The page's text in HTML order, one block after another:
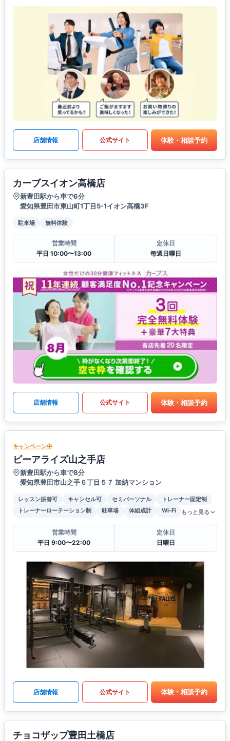
店舗情報 公式サイト 体験・相談予約
カーブスイオン高橋店
新豊田駅から車で6分
愛知県豊田市東山町1丁目5-1イオン高橋3F
駐車場 無料体験
営業時間
平日 10:00〜13:00
定休日
毎週日曜日
店舗情報 公式サイト 体験・相談予約
キャンペーン中
ビーアライズ山之手店
新豊田駅から車で8分
愛知県豊田市山之手６丁目５７ 加納マンション
レッスン振替可 キャンセル可 セミパーソナル
トレーナー固定制
トレーナーローテーション制
駐車場 体組成計 Wi-Fi もっと見る
営業時間
平日 9:00〜22:00
定休日
日曜日
店舗情報 公式サイト 体験・相談予約
チョコザップ豊田土橋店